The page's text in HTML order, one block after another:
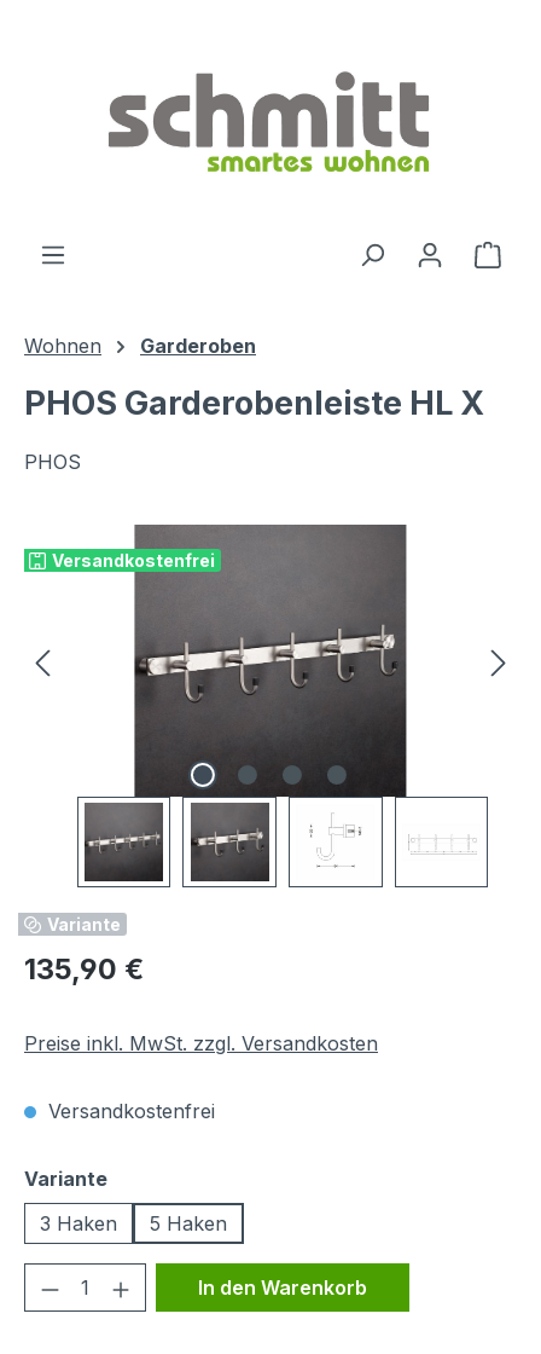
Wohnen Garderoben
PHOS Garderobenleiste HL X
PHOS
Versandkostenfrei
Variante
Regulärer Preis:
135,90 €
Preise inkl. MwSt. zzgl. Versandkosten
Versandkostenfrei
Varianteauswählen
3 Haken
5 Haken
Produkt Anzahl: Gib den
In den Warenkorb